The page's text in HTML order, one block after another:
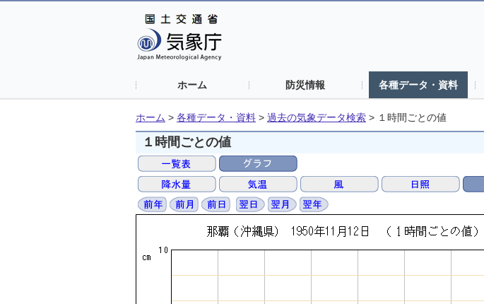
ホーム 防災情報 各種データ・資料
ホーム > 各種データ・資料 > 過去の気象データ検索 > １時間ごとの値
１時間ごとの値